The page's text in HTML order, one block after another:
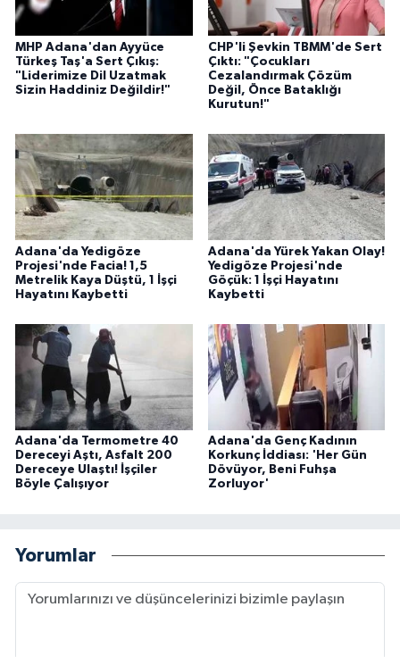
MHP Adana'dan Ayyüce
Türkeş Taş'a Sert Çıkış:
"Liderimize Dil Uzatmak
Sizin Haddiniz Değildir!"
CHP'li Şevkin TBMM'de Sert
Çıktı: "Çocukları
Cezalandırmak Çözüm
Değil, Önce Bataklığı
Kurutun!"
Adana'da Yedigöze
Projesi'nde Facia! 1,5
Metrelik Kaya Düştü, 1 İşçi
Hayatını Kaybetti
Adana'da Yürek Yakan Olay!
Yedigöze Projesi'nde
Göçük: 1 İşçi Hayatını
Kaybetti
Adana'da Termometre 40
Dereceyi Aştı, Asfalt 200
Dereceye Ulaştı! İşçiler
Böyle Çalışıyor
Adana'da Genç Kadının
Korkunç İddiası: 'Her Gün
Dövüyor, Beni Fuhşa
Zorluyor'
Yorumlar